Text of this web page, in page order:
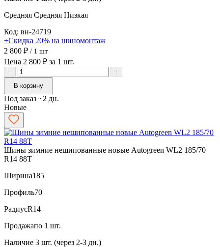
Средняя Средняя Низкая
Код: вн-24719
+Скидка 20% на шиномонтаж
2 800 ₽ / 1 шт
Цена 2 800 ₽ за 1 шт.
−
+
В корзину
Под заказ ~2 дн.
Новые
Шины зимние нешипованные новые Autogreen WL2 185/70
R14 88T
Ширина185
Профиль70
РадиусR14
Продажапо 1 шт.
Наличие 3 шт. (через 2-3 дн.)